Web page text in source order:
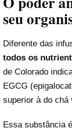
seu
Diferente das
todos os
de Colorado
EGCG
superior à do chá
Essa substância